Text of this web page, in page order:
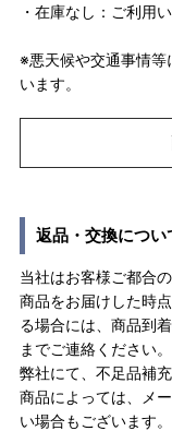
・在庫なし：ご利用
※悪天候や交通事情等
います。
返品・交換につい
当社はお客様ご都合
商品をお届けした時
る場合には、商品到
までご連絡ください。
弊社にて、不足品補
商品によっては、メ
い場合もございます